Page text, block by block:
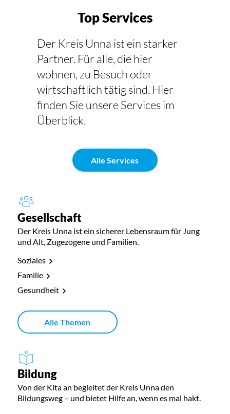
Top Services
Der Kreis Unna ist ein starker
Partner. Für alle, die hier
wohnen, zu Besuch oder
wirtschaftlich tätig sind. Hier
finden Sie unsere Services im
Überblick.
Alle Services
Gesellschaft
Der Kreis Unna ist ein sicherer Lebensraum für Jung
und Alt, Zugezogene und Familien.
Soziales
Familie
Gesundheit
Alle Themen
Bildung
Von der Kita an begleitet der Kreis Unna den
Bildungsweg – und bietet Hilfe an, wenn es mal hakt.